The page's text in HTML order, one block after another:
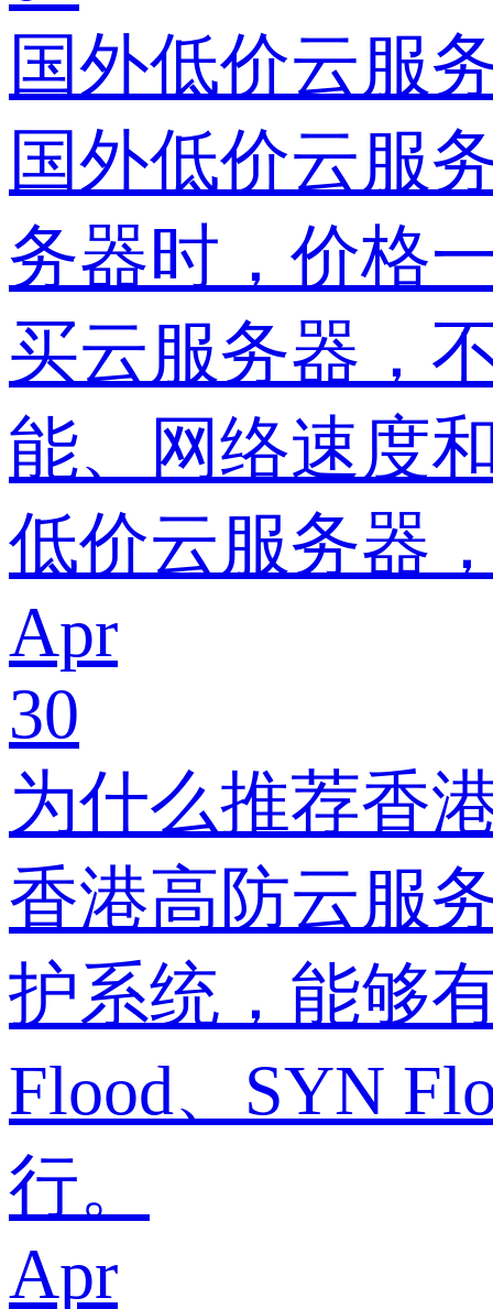
国外低价云服
国外低价云服
务器时，价格
买云服务器，
能、网络速度
低价云服务器
Apr
30
为什么推荐香
香港高防云服
护系统，能够
Flood、SYN
行。
Apr